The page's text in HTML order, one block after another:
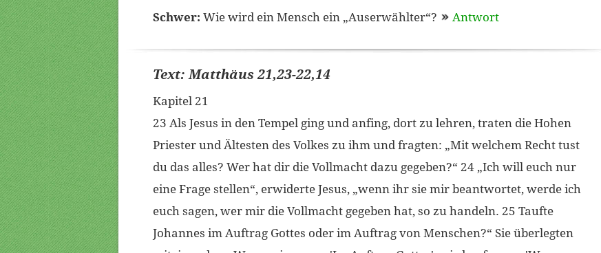
Schwer: Wie wird ein Mensch ein „Auserwählter“? Antwort
Text: Matthäus 21,23-22,14
Kapitel 21
23 Als Jesus in den Tempel ging und anfing, dort zu lehren, traten die Hohen
Priester und Ältesten des Volkes zu ihm und fragten: „Mit welchem Recht tust
du das alles? Wer hat dir die Vollmacht dazu gegeben?“ 24 „Ich will euch nur
eine Frage stellen“, erwiderte Jesus, „wenn ihr sie mir beantwortet, werde ich
euch sagen, wer mir die Vollmacht gegeben hat, so zu handeln. 25 Taufte
Johannes im Auftrag Gottes oder im Auftrag von Menschen?“ Sie überlegten